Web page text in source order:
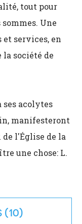
tout pour
Une
et services, en
la société de
ses acolytes
manifesteront
l'Église de la
une chose: L.